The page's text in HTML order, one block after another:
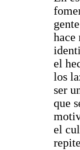
hace
el
los
ser
que
el